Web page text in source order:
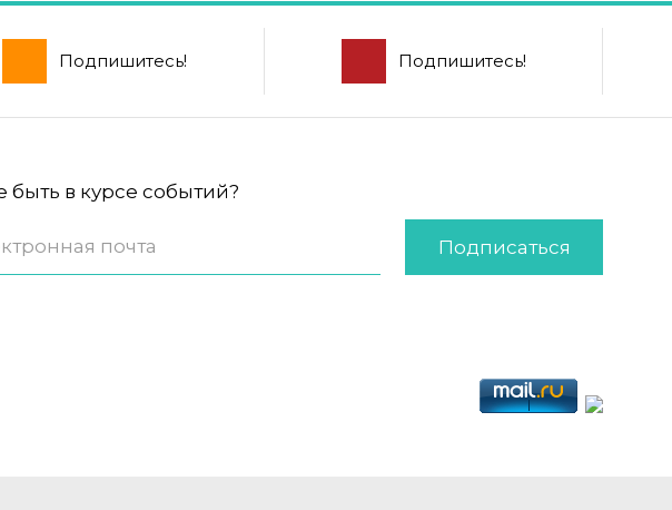
Подпишитесь! Подпишитесь!
быть в курсе событий?
Подписаться